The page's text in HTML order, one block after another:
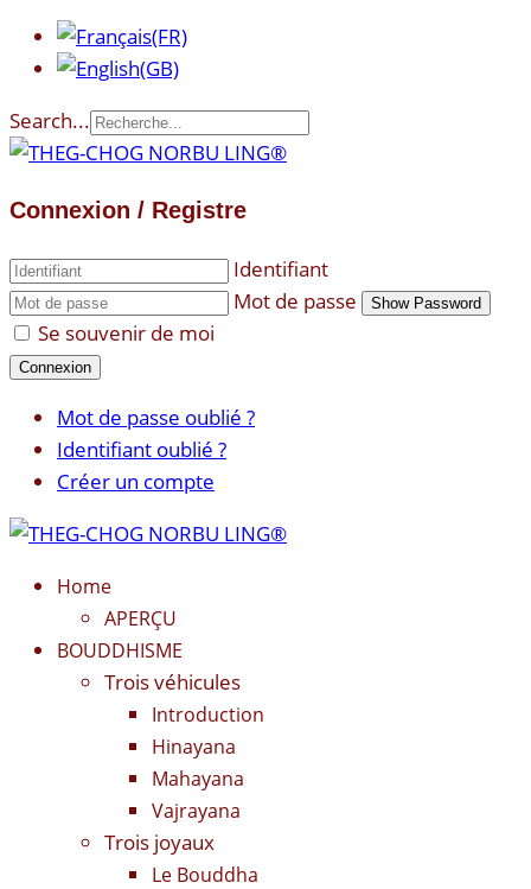
Search...
Connexion / Registre
Identifiant
Mot de passe
Show Password
Se souvenir de moi
Connexion
Mot de passe oublié ?
Identifiant oublié ?
Créer un compte
Home
APERÇU
BOUDDHISME
Trois véhicules
Introduction
Hinayana
Mahayana
Vajrayana
Trois joyaux
Le Bouddha